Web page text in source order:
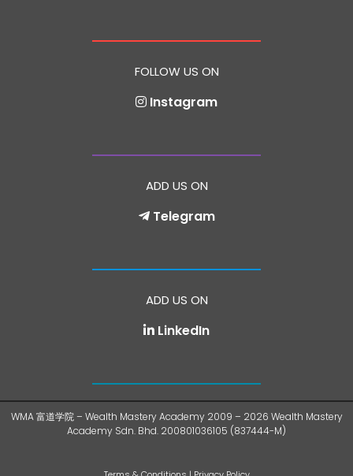
FOLLOW US ON
Instagram
ADD US ON
Telegram
ADD US ON
LinkedIn
WMA 富道学院 – Wealth Mastery Academy 2009 – 2026 Wealth Mastery
Academy Sdn. Bhd. 200801036105 (837444-M)